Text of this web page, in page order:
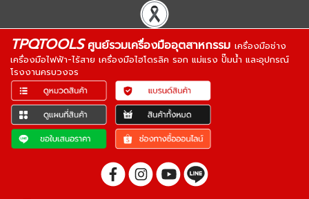
TPQTOOLSศูนย์รวมเครื่องมืออุตสาหกรรม เครื่องมือช่าง
เครื่องมือไฟฟ้า-ไร้สาย เครื่องมือไฮโดรลิค รอก แม่แรง ปั๊มน้ำ และอุปกรณ์
โรงงานครบวงจร